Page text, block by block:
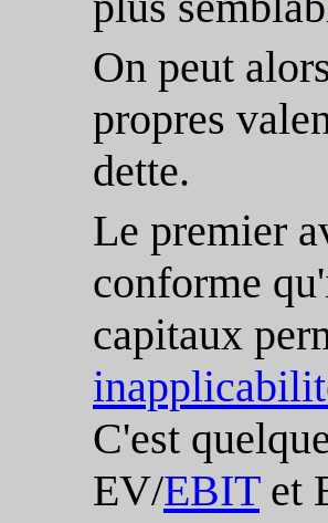
On peut
propres
dette.
Le premier
conforme
capitaux
C'est
EV/EBITet